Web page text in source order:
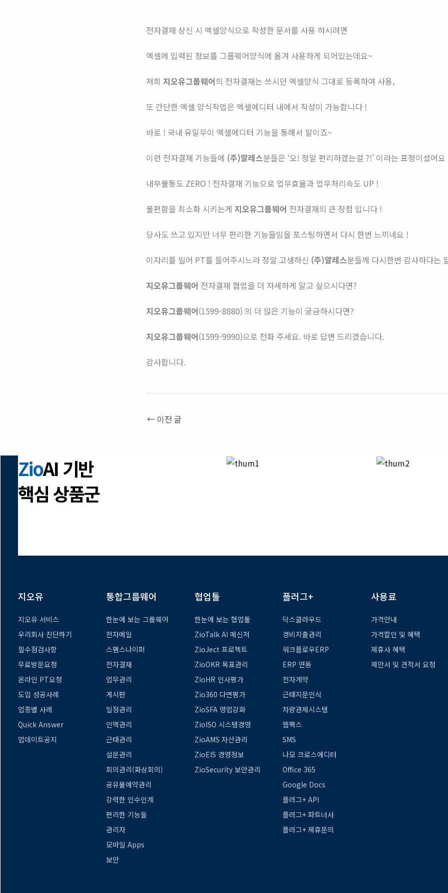
전자결재 상신 시 엑셀양식으로 작성한 문서를 사용 하시려면
엑셀에 입력된 정보를 그룹웨어양식에 옮겨 사용하게 되어있는데요~
저희 지오유그룹웨어의 전자결재는 쓰시던 엑셀양식 그대로 등록하여 사용,
또 간단한 엑셀 양식작업은 엑셀에디터 내에서 작성이 가능합니다 !
바로 ! 국내 유일무이 엑셀에디터 기능을 통해서 말이죠~
이런 전자결재 기능들에 (주)알레스분들은 ‘오! 정말 편리하겠는걸 ?!’ 이라는 표정이셨어
내부불통도 ZERO ! 전자결재 기능으로 업무효율과 업무처리속도 UP !
불편함을 최소화 시키는게 지오유그룹웨어 전자결재의 큰 장점 입니다 !
당사도 쓰고 있지만 너무 편리한 기능들임을 포스팅하면서 다시 한번 느끼네요 !
이자리를 빌어 PT를 들어주시느라 정말 고생하신 (주)알레스분들께 다시한번 감사하다는
지오유그룹웨어 전자결재 협업을 더 자세하게 알고 싶으시다면?
지오유그룹웨어(1599-8880) 의 더 많은 기능이 궁금하시다면?
지오유그룹웨어(1599-9990)으로 전화 주세요. 바로 답변 드리겠습니다.
감사합니다.
← 이전 글
ZioAI 기반
핵심 상품군
지오유
지오유 서비스
우리회사 진단하기
필수점검사항
무료방문요청
온라인 PT요청
도입 성공사례
업종별 사례
Quick Answer
업데이트공지
통합그룹웨어
한눈에 보는 그룹웨어
전자메일
스팸스나이퍼
전자결재
업무관리
게시판
일정관리
인맥관리
근태관리
설문관리
회의관리(화상회의)
공유물예약관리
강력한 인수인계
편리한 기능들
관리자
모바일 Apps
보안
협업툴
한눈에 보는 협업툴
ZioTalk AI 메신저
ZioJect 프로젝트
ZioOKR 목표관리
ZioHR 인사평가
Zio360 다면평가
ZioSFA 영업강화
ZioISO 시스템경영
ZioAMS 자산관리
ZioEIS 경영정보
ZioSecurity 보안관리
플러그+
닥스클라우드
경비지출관리
워크플로우ERP
ERP 연동
전자계약
근태지문인식
차량관제시스템
웹팩스
SMS
나모 크로스에디터
Office 365
Google Docs
플러그+ API
플러그+ 파트너사
플러그+ 제휴문의
사용료
가격안내
가격할인 및 혜택
제휴사 혜택
제안서 및 견적서 요청